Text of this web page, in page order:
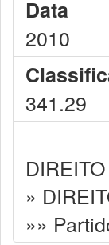
Data
2010
341.29
»
»»